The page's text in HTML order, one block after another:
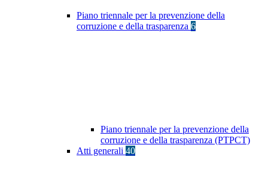
Piano triennale per la prevenzione della
corruzione e della trasparenza 6
Piano triennale per la prevenzione della
corruzione e della trasparenza (PTPCT)
Atti generali 40